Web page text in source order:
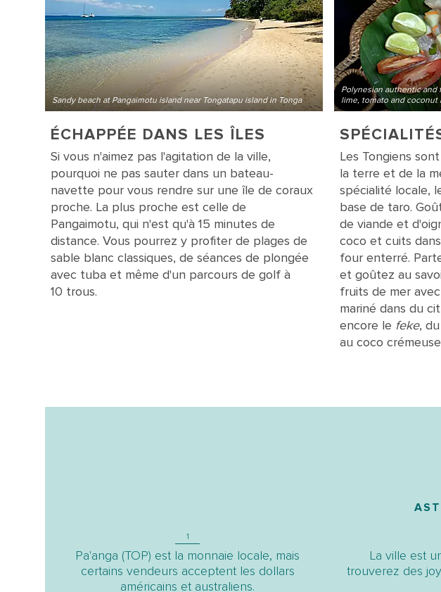
Sandy beach at Pangaimotu island near Tongatapu island in Tonga
ÉCHAPPÉE DANS LES ÎLES
Si vous n'aimez pas l'agitation de la ville,
pourquoi ne pas sauter dans un bateau-
navette pour vous rendre sur une île de coraux
proche. La plus proche est celle de
Pangaimotu, qui n'est qu'à 15 minutes de
distance. Vous pourrez y profiter de plages de
sable blanc classiques, de séances de plongée
avec tuba et même d'un parcours de golf à
10 trous.
Polynesian authentic and
lime, tomato and coconut
Les Tongiens
la terre et de la
spécialité locale,
base de taro.
de viande et
coco et cuits
four enterré.
et goûtez au
fruits de mer
mariné dans du
encore le feke,
au coco
1
Pa'anga (TOP)​​​​​​​ est la monnaie locale, mais
certains vendeurs acceptent les dollars
américains et australiens.
La ville est
trouverez des